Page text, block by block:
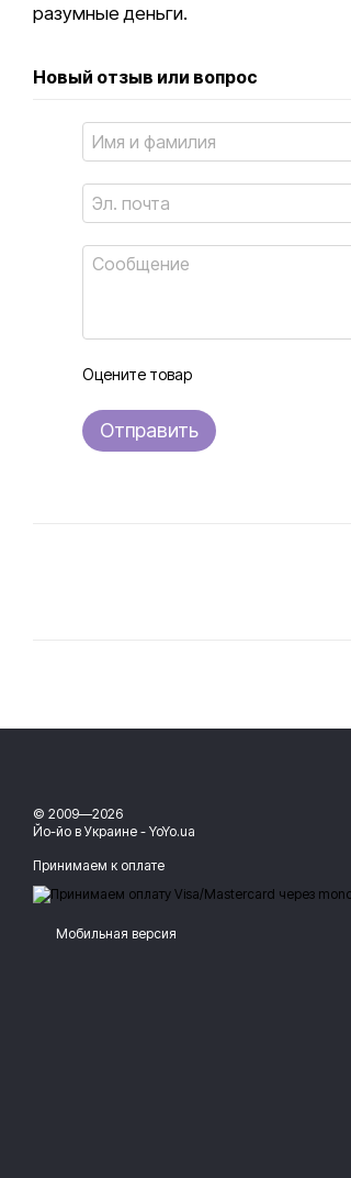
разумные деньги.
Новый отзыв или вопрос
Оцените товар
Отправить
© 2009—2026
Йо-йо в Украине - YoYo.ua
Принимаем к оплате
Мобильная версия